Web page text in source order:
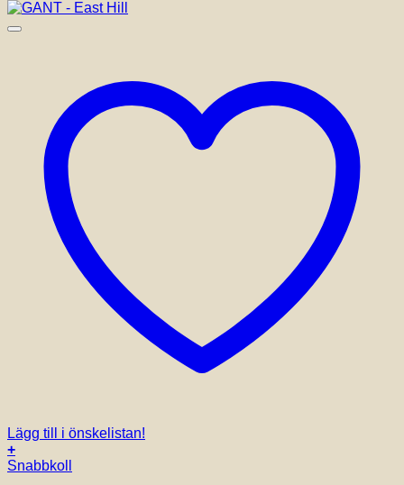
Lägg till i önskelistan!
+
Snabbkoll